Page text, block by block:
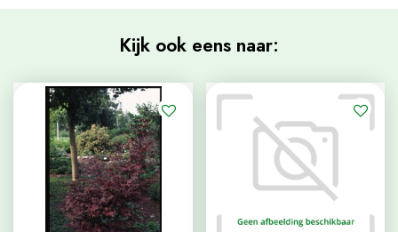
Kijk ook eens naar: